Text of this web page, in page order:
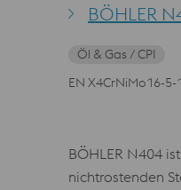
auf max. 23
BÖHLER
Öl & Gas / CPI
EN X4CrNiMo16-5-1
BÖHLER N404
nichtrostenden